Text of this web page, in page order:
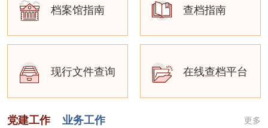
档案馆指南 查档指南
现行文件查询 在线查档平台
党建工作 业务工作 更多